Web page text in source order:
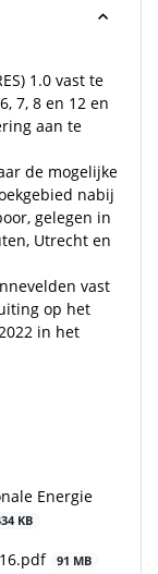
1.0 vast te
7, 8 en 12 en
aan te
de mogelijke
nabij
gelegen in
Utrecht en
vast
op het
in het
Energie
KB
91 MB